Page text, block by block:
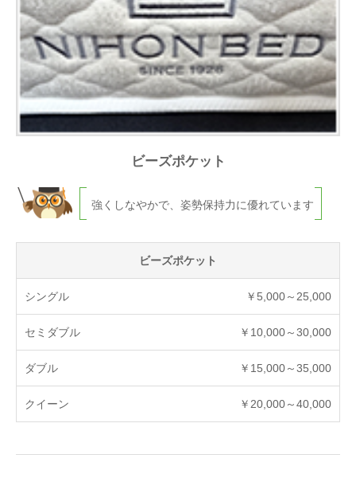
ビーズポケット
強くしなやかで、姿勢保持力に優れています
ビーズポケット
￥5,000～25,000
￥10,000～30,000
￥15,000～35,000
￥20,000～40,000